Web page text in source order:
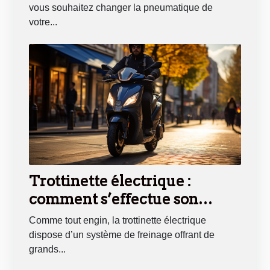
vous souhaitez changer la pneumatique de
votre...
Trottinette électrique :
comment s’effectue son
freinage ?
Comme tout engin, la trottinette électrique
dispose d’un système de freinage offrant de
grands...